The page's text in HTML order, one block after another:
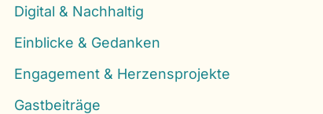
Digital & Nachhaltig
Einblicke & Gedanken
Engagement & Herzensprojekte
Gastbeiträge